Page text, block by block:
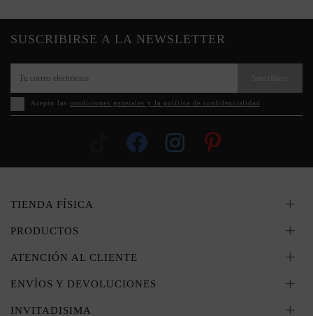
SUSCRIBIRSE A LA NEWSLETTER
Acepto las condiciones generales y la política de confidencialidad
TIENDA FÍSICA
PRODUCTOS
ATENCIÓN AL CLIENTE
ENVÍOS Y DEVOLUCIONES
INVITADISIMA